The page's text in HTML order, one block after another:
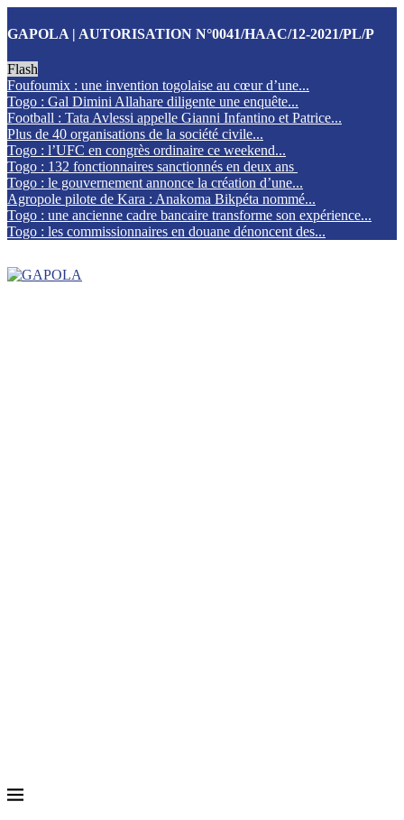
GAPOLA | AUTORISATION N°0041/HAAC/12-2021/PL/P
Flash
Foufoumix : une invention togolaise au cœur d’une...
Togo : Gal Dimini Allahare diligente une enquête...
Football : Tata Avlessi appelle Gianni Infantino et Patrice...
Plus de 40 organisations de la société civile...
Togo : l’UFC en congrès ordinaire ce weekend...
Togo : 132 fonctionnaires sanctionnés en deux ans
Togo : le gouvernement annonce la création d’une...
Agropole pilote de Kara : Anakoma Bikpéta nommé...
Togo : une ancienne cadre bancaire transforme son expérience...
Togo : les commissionnaires en douane dénoncent des...